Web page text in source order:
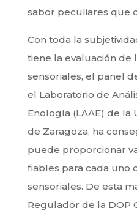
sabor peculiares que
Con toda la
tiene la evaluación de
sensoriales, el panel
el Laboratorio de
Enología (LAAE) de la
de Zaragoza, ha
puede proporcionar
fiables para cada uno
sensoriales. De esta
Regulador de la DOP